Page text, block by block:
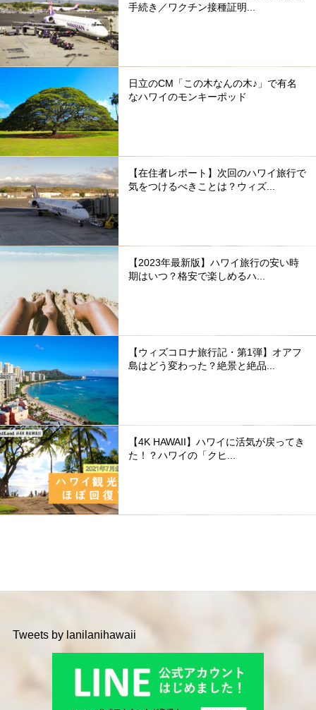
手続き／ワクチン接種証明...
日立のCM「この木なんの木♪」で有名
なハワイのモンキーポッド
【在住者レポート】次回のハワイ旅行で
気をつけるべきことは？ウィズ...
【2023年最新版】ハワイ旅行の安い時
期はいつ？格安で楽しめるハ...
【ウィズコロナ旅行記・第1弾】オアフ
島はどう変わった？絶景と絶品...
【4K HAWAII】ハワイに活気が戻ってき
た！？ハワイの「クヒ...
Tweets by lanilanihawaii